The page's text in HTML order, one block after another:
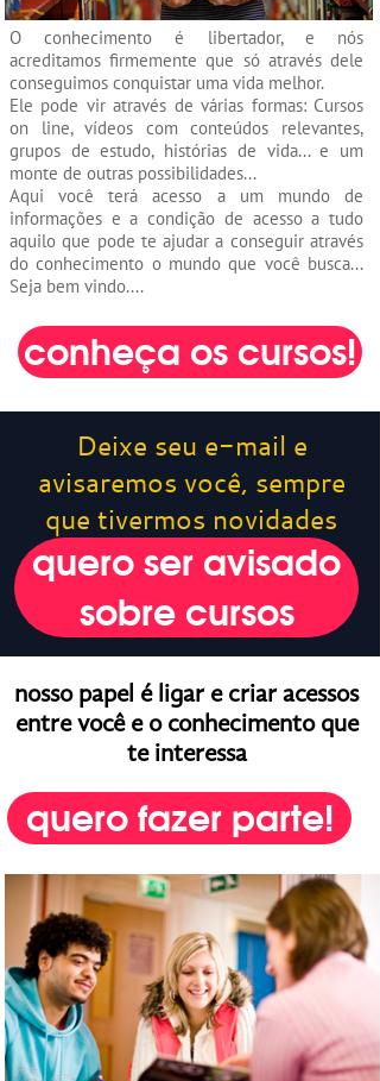
O conhecimento é libertador, e nós
acreditamos firmemente que só através dele
conseguimos conquistar uma vida melhor.
Ele pode vir através de várias formas: Cursos
on line, vídeos com conteúdos relevantes,
grupos de estudo, histórias de vida... e um
monte de outras possibilidades...
Aqui você terá acesso a um mundo de
informações e a condição de acesso a tudo
aquilo que pode te ajudar a conseguir através
do conhecimento o mundo que você busca...
Seja bem vindo....
conheça os cursos!
nosso papel é ligar e criar acessos
entre você e o conhecimento que
te interessa
quero fazer parte!
Deixe seu e-mail e
avisaremos você, sempre
que tivermos novidades
quero ser avisado
sobre cursos